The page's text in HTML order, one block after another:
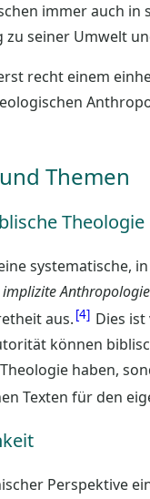
immer auch
seiner Umwelt
recht einem
Themen
Theologie
systematische,
implizite Anthropologie
aus. 4
Dies
können
haben,
Texten für den
Perspektive